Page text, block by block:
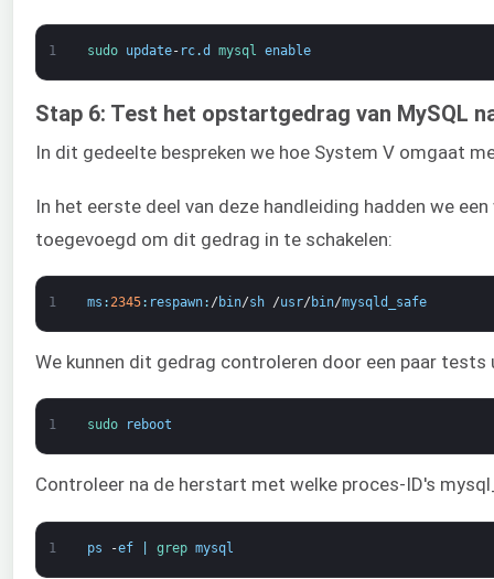
1 sudo update- rc.d mysql enable
Stap 6: Test het opstartgedrag van MySQL
In dit gedeelte bespreken we hoe System V omgaat
In het eerste deel van deze handleiding hadden we
toegevoegd om dit gedrag in te schakelen:
1 ms :2345: respawn: / bin/sh /usr/ bin/mysqld_safe
We kunnen dit gedrag controleren door een paar
1 sudo reboot
Controleer na de herstart met welke proces-ID's
1 ps -ef grep mysql